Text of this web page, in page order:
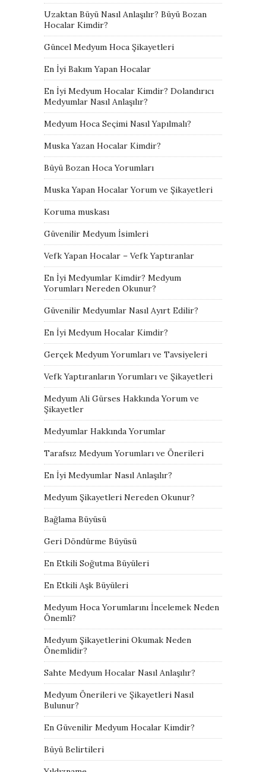
Uzaktan Büyü Nasıl Anlaşılır? Büyü Bozan
Hocalar Kimdir?
Güncel Medyum Hoca Şikayetleri
En İyi Bakım Yapan Hocalar
En İyi Medyum Hocalar Kimdir? Dolandırıcı
Medyumlar Nasıl Anlaşılır?
Medyum Hoca Seçimi Nasıl Yapılmalı?
Muska Yazan Hocalar Kimdir?
Büyü Bozan Hoca Yorumları
Muska Yapan Hocalar Yorum ve Şikayetleri
Koruma muskası
Güvenilir Medyum İsimleri
Vefk Yapan Hocalar – Vefk Yaptıranlar
En İyi Medyumlar Kimdir? Medyum
Yorumları Nereden Okunur?
Güvenilir Medyumlar Nasıl Ayırt Edilir?
En İyi Medyum Hocalar Kimdir?
Gerçek Medyum Yorumları ve Tavsiyeleri
Vefk Yaptıranların Yorumları ve Şikayetleri
Medyum Ali Gürses Hakkında Yorum ve
Şikayetler
Medyumlar Hakkında Yorumlar
Tarafsız Medyum Yorumları ve Önerileri
En İyi Medyumlar Nasıl Anlaşılır?
Medyum Şikayetleri Nereden Okunur?
Bağlama Büyüsü
Geri Döndürme Büyüsü
En Etkili Soğutma Büyüleri
En Etkili Aşk Büyüleri
Medyum Hoca Yorumlarını İncelemek Neden
Önemli?
Medyum Şikayetlerini Okumak Neden
Önemlidir?
Sahte Medyum Hocalar Nasıl Anlaşılır?
Medyum Önerileri ve Şikayetleri Nasıl
Bulunur?
En Güvenilir Medyum Hocalar Kimdir?
Büyü Belirtileri